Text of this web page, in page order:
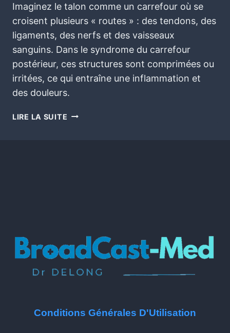
Imaginez le talon comme un carrefour où se
croisent plusieurs « routes » : des tendons, des
ligaments, des nerfs et des vaisseaux
sanguins. Dans le syndrome du carrefour
postérieur, ces structures sont comprimées ou
irritées, ce qui entraîne une inflammation et
des douleurs.
LIRE LA SUITE
Conditions Générales D'Utilisation